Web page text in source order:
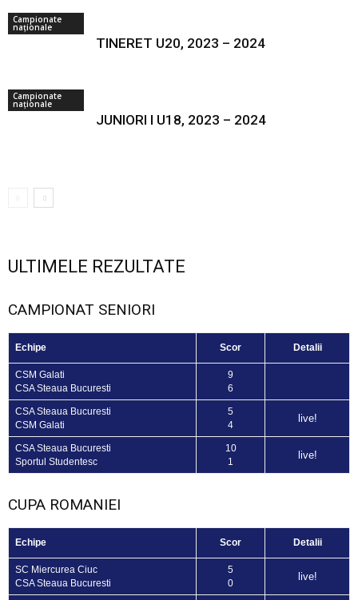
Campionate
naționale
TINERET U20, 2023 – 2024
Campionate
naționale
JUNIORI I U18, 2023 – 2024
ULTIMELE REZULTATE
CAMPIONAT SENIORI
Echipe Scor Detalii
CSM Galati
CSA Steaua Bucuresti
9
6
CSA Steaua Bucuresti
CSM Galati
5
4
live!
CSA Steaua Bucuresti
Sportul Studentesc
10
1
live!
CUPA ROMANIEI
Echipe Scor Detalii
SC Miercurea Ciuc
CSA Steaua Bucuresti
5
0
live!